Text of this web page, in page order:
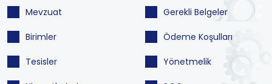
Mevzuat
Birimler
Tesisler
Gerekli Belgeler
Ödeme Koşulları
Yönetmelik